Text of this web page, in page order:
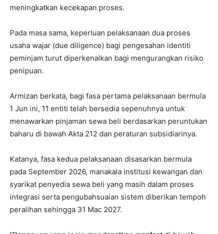
meningkatkan kecekapan proses.
Pada masa sama, keperluan pelaksanaan dua proses
usaha wajar (due diligence) bagi pengesahan identiti
peminjam turut diperkenalkan bagi mengurangkan risiko
penipuan.
Armizan berkata, bagi fasa pertama pelaksanaan bermula
1 Jun ini, 11 entiti telah bersedia sepenuhnya untuk
menawarkan pinjaman sewa beli berdasarkan peruntukan
baharu di bawah Akta 212 dan peraturan subsidiarinya.
Katanya, fasa kedua pelaksanaan disasarkan bermula
pada September 2026, manakala institusi kewangan dan
syarikat penyedia sewa beli yang masih dalam proses
integrasi serta pengubahsuaian sistem diberikan tempoh
peralihan sehingga 31 Mac 2027.